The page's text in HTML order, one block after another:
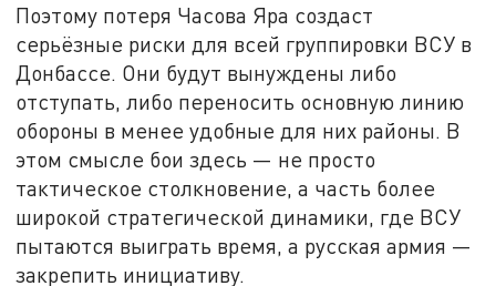
Поэтому потеря Часова Яра создаст
серьёзные риски для всей группировки ВСУ в
Донбассе. Они будут вынуждены либо
отступать, либо переносить основную линию
обороны в менее удобные для них районы. В
этом смысле бои здесь — не просто
тактическое столкновение, а часть более
широкой стратегической динамики, где ВСУ
пытаются выиграть время, а русская армия —
закрепить инициативу.